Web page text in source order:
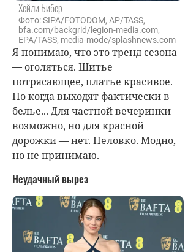
Хейли Бибер
Фото: SIPA/FOTODOM, AP/TASS,
bfa.com/backgrid/legion-media.com,
EPA/TASS, media-mode/splashnews.com
Я понимаю, что это тренд сезона
— оголяться. Шитье
потрясающее, платье красивое.
Но когда выходят фактически в
белье... Для частной вечеринки —
возможно, но для красной
дорожки — нет. Неловко. Модно,
но не принимаю.
Неудачный вырез